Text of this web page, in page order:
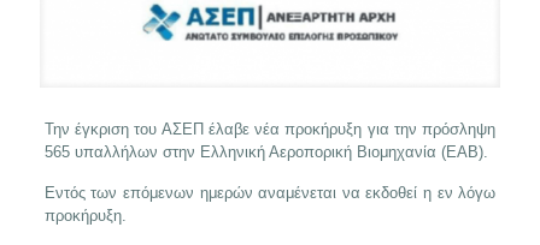
Την έγκριση του ΑΣΕΠ έλαβε νέα προκήρυξη για την πρόσληψη
565 υπαλλήλων στην Ελληνική Αεροπορική Βιομηχανία (ΕΑΒ).
Εντός των επόμενων ημερών αναμένεται να εκδοθεί η εν λόγω
προκήρυξη.